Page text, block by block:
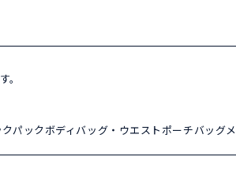
。
パックボディバッグ・ウエストポーチバッグ